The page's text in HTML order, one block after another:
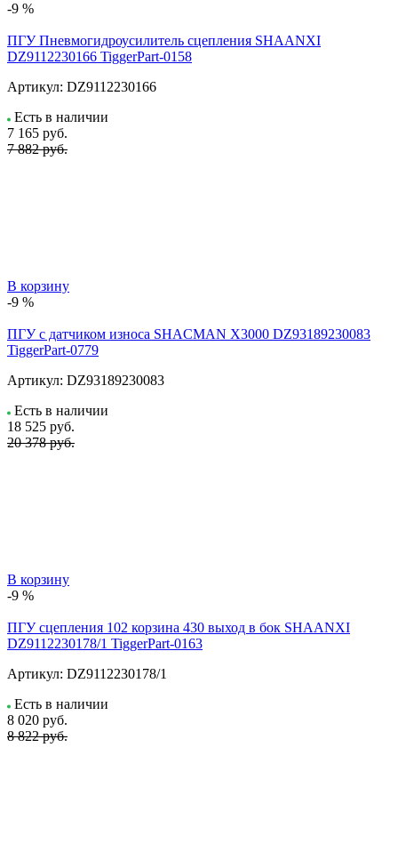
-9 %
ПГУ Пневмогидроусилитель сцепления SHAANXI
DZ9112230166 TiggerPart-0158
Артикул: DZ9112230166
Есть в наличии
7 165 руб.
7 882 руб.
В корзину
-9 %
ПГУ с датчиком износа SHACMAN X3000 DZ93189230083
TiggerPart-0779
Артикул: DZ93189230083
Есть в наличии
18 525 руб.
20 378 руб.
В корзину
-9 %
ПГУ сцепления 102 корзина 430 выход в бок SHAANXI
DZ9112230178/1 TiggerPart-0163
Артикул: DZ9112230178/1
Есть в наличии
8 020 руб.
8 822 руб.